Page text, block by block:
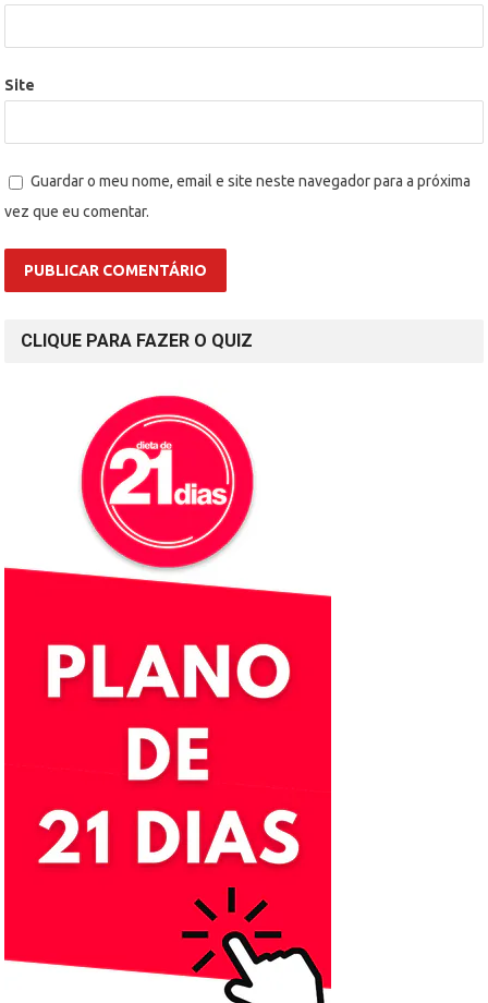
Site
Guardar o meu nome, email e site neste navegador para a próxima
vez que eu comentar.
CLIQUE PARA FAZER O QUIZ